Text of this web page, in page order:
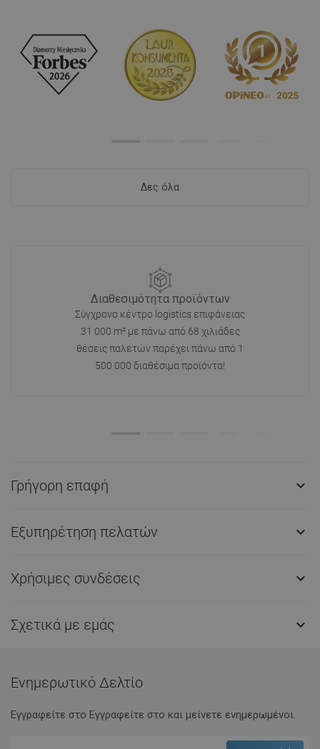
Δες όλα
Διαθεσιμότητα προϊόντων
Σύγχρονο κέντρο logistics επιφάνειας
31 000 m² με πάνω από 68 χιλιάδες
θέσεις παλετών παρέχει πάνω από 1
500 000 διαθέσιμα προϊόντα!
Γρήγορη επαφή 
Εξυπηρέτηση πελατών 
Χρήσιμες συνδέσεις 
Σχετικά με εμάς 
Ενημερωτικό Δελτίο
Εγγραφείτε στο Eγγραφείτε στο και μείνετε ενημερωμένοι.